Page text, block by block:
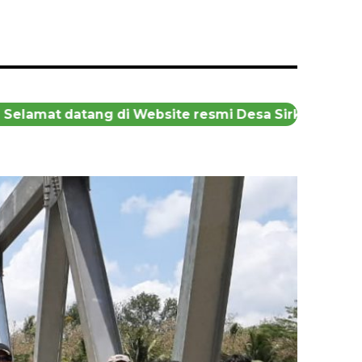
datang di Website resmi Desa Sirkandi Kec.